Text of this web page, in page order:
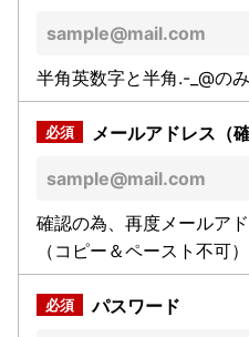
半角英数字と半角.-_@の
メールアドレス（確
確認の為、再度メールア
（コピー＆ペースト不可）
パスワード